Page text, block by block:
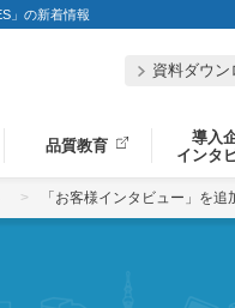
」の新着情報
資料ダウン
品質教育
導入
インタ
「お客様インタビュー」を追